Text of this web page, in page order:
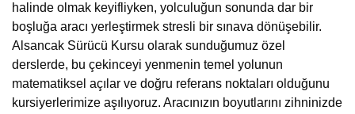
halinde olmak keyifliyken, yolculuğun sonunda dar bir
boşluğa aracı yerleştirmek stresli bir sınava dönüşebilir.
Alsancak Sürücü Kursu olarak sunduğumuz özel
derslerde, bu çekinceyi yenmenin temel yolunun
matematiksel açılar ve doğru referans noktaları olduğunu
kursiyerlerimize aşılıyoruz. Aracınızın boyutlarını zihninizde